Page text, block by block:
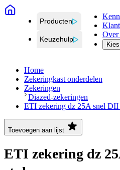
Producten
Keuzehulp
Over
Home
Zekeringkast onderdelen
Zekeringen
Diazed-zekeringen
ETI zekering dz 25A snel DII
Toevoegen aan lijst
ETI zekering dz